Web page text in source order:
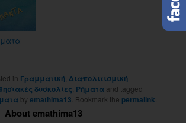
in Γραμματική ,Διαπολιτισμική
δυσκολίες Ρήματα and tagged
byemathima13 . Bookmark the permalink
About emathima13